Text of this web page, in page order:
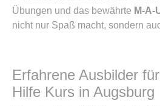
Übungen und das bewährte M-A-
nicht nur Spaß macht, sondern
Erfahrene Ausbilder
Hilfe Kurs in Augsburg